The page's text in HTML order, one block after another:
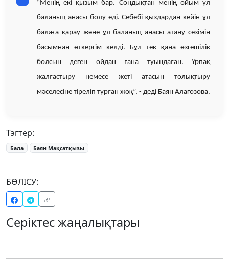
“Менің екі қызым бар. Сондықтан менің ойым ұл
баланың анасы болу еді. Себебі қыздардан кейін ұл
балаға қарау және ұл баланың анасы атану сезімін
басымнан өткергім келді. Бұл тек қана өзгешілік
болсын деген ойдан ғана туындаған. Ұрпақ
жалғастыру немесе жеті атасын толықтыру
мәселесіне тіреліп тұрған жоқ”, - деді Баян Алагөзова.
Тэгтер:
Бала Баян Мақсатқызы
БӨЛІСУ:
Серіктес жаңалықтары